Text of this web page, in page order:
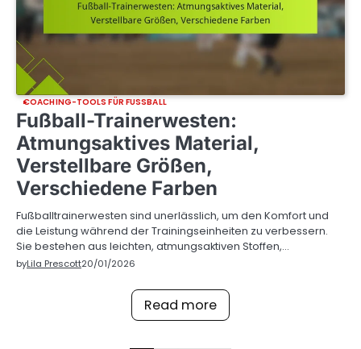
COACHING-TOOLS FÜR FUSSBALL
Fußball-Trainerwesten:
Atmungsaktives Material,
Verstellbare Größen,
Verschiedene Farben
Fußballtrainerwesten sind unerlässlich, um den Komfort und
die Leistung während der Trainingseinheiten zu verbessern.
Sie bestehen aus leichten, atmungsaktiven Stoffen,…
byLila Prescott20/01/2026
Read more